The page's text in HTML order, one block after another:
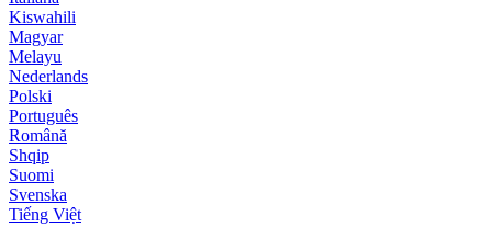
Kiswahili
Magyar
Melayu
Nederlands
Polski
Português
Română
Shqip
Suomi
Svenska
Tiếng Việt